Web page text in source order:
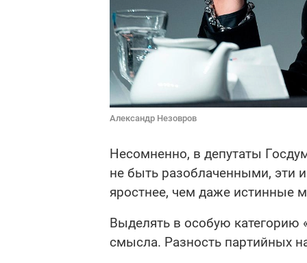
Александр Незовров
Несомненно, в депутаты
не быть разоблаченными, эти
яростнее, чем даже истинные
Выделять в особую
смысла. Разность партийных